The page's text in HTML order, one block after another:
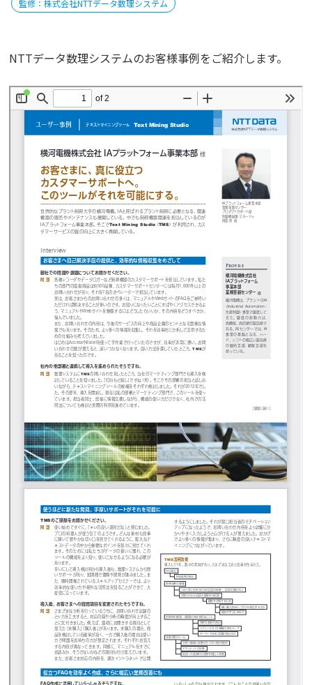
監修：株式会社NTTデータ数理システム
NTTデータ数理システムのお客様事例をご紹介します。